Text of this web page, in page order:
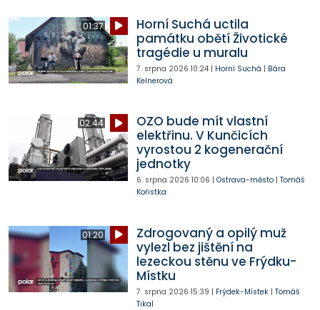
01:37
Horní Suchá uctila
památku obětí Životické
tragédie u muralu
7. srpna 2026 10:24| Horní Suchá | Bára
Kelnerová
02:44
OZO bude mít vlastní
elektřinu. V Kunčicích
vyrostou 2 kogenerační
jednotky
6. srpna 2026 10:06 | Ostrava-město| Tomáš
Kořistka
01:20
Zdrogovaný a opilý muž
vylezl bez jištění na
lezeckou stěnu ve Frýdku-
Místku
7. srpna 2026 15:39 | Frýdek-Místek| Tomáš
Tikal